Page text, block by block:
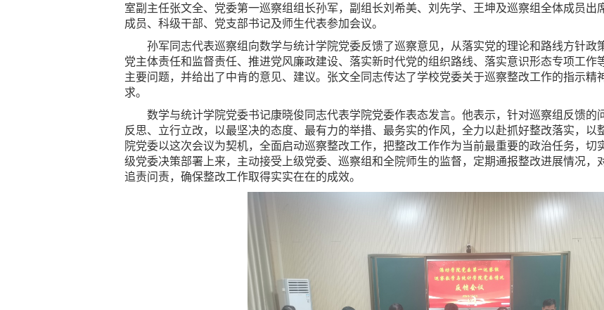
室副主任张文全、党委第一巡察组组长孙军，副组长刘希美、刘先学、王坤及巡察组全体成员
成员、科级干部、党支部书记及师生代表参加会议。
孙军同志代表巡察组向数学与统计学院党委反馈了巡察意见，从落实党的理论和路线方针政
党主体责任和监督责任、推进党风廉政建设、落实新时代党的组织路线、落实意识形态专项工作
主要问题，并给出了中肯的意见、建议。张文全同志传达了学校党委关于巡察整改工作的指示精
求。
数学与统计学院党委书记康晓俊同志代表学院党委作表态发言。他表示，针对巡察组反馈的
反思、立行立改，以最坚决的态度、最有力的举措、最务实的作风，全力以赴抓好整改落实，
院党委以这次会议为契机，全面启动巡察整改工作，把整改工作作为当前最重要的政治任务，切
级党委决策部署上来，主动接受上级党委、巡察组和全院师生的监督，定期通报整改进展情况，
追责问责，确保整改工作取得实实在在的成效。